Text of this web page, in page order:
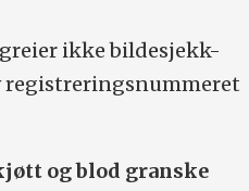
ikke bildesjekk-
registreringsnummeret
og blod granske